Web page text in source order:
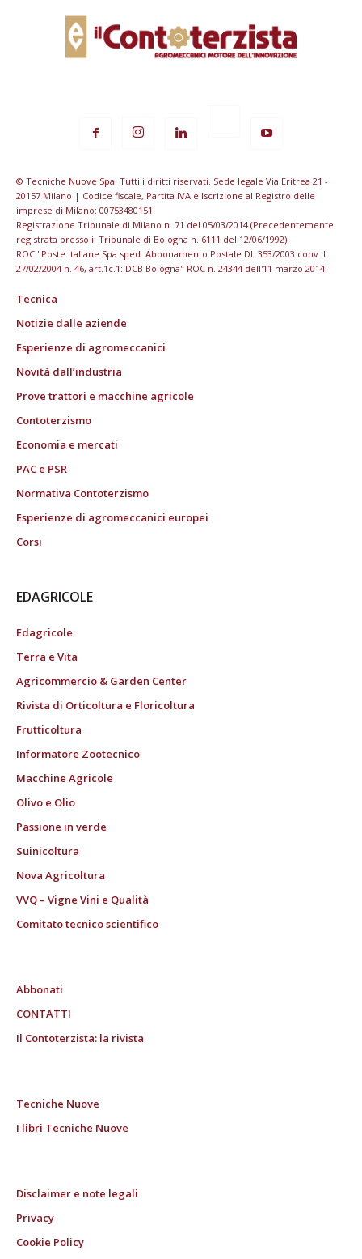
© Tecniche Nuove Spa. Tutti i diritti riservati. Sede legale Via Eritrea 21 -
20157 Milano | Codice fiscale, Partita IVA e Iscrizione al Registro delle
imprese di Milano: 00753480151
Registrazione Tribunale di Milano n. 71 del 05/03/2014 (Precedentemente
registrata presso il Tribunale di Bologna n. 6111 del 12/06/1992)
ROC "Poste italiane Spa sped. Abbonamento Postale DL 353/2003 conv. L.
27/02/2004 n. 46, art.1c.1: DCB Bologna" ROC n. 24344 dell'11 marzo 2014
Tecnica
Notizie dalle aziende
Esperienze di agromeccanici
Novità dall’industria
Prove trattori e macchine agricole
Contoterzismo
Economia e mercati
PAC e PSR
Normativa Contoterzismo
Esperienze di agromeccanici europei
Corsi
EDAGRICOLE
Edagricole
Terra e Vita
Agricommercio & Garden Center
Rivista di Orticoltura e Floricoltura
Frutticoltura
Informatore Zootecnico
Macchine Agricole
Olivo e Olio
Passione in verde
Suinicoltura
Nova Agricoltura
VVQ – Vigne Vini e Qualità
Comitato tecnico scientifico
Abbonati
CONTATTI
Il Contoterzista: la rivista
Tecniche Nuove
I libri Tecniche Nuove
Disclaimer e note legali
Privacy
Cookie Policy